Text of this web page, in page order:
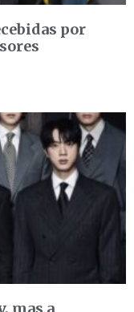
por
mas a